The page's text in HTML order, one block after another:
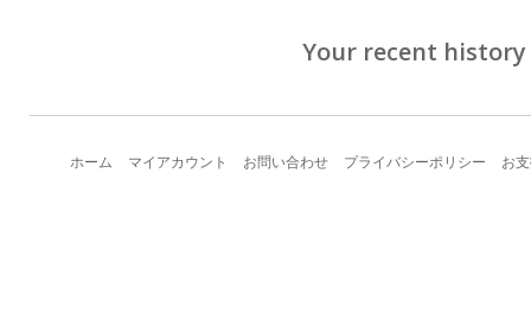
Your recent history
ホーム マイアカウント お問い合わせ プライバシーポリシー お